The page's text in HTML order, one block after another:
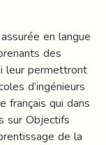
en langue
des
leur permettront
d’ingénieurs
français qui dans
sur Objectifs
de la